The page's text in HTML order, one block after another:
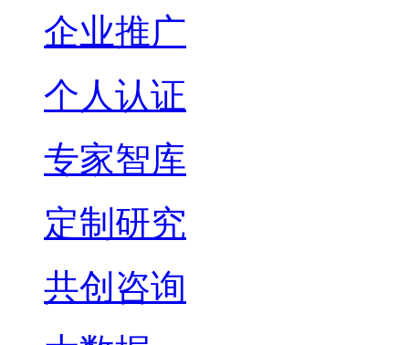
企业推广
个人认证
专家智库
定制研究
共创咨询